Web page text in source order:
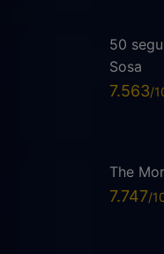
50
Sosa
7.563
The
7.747